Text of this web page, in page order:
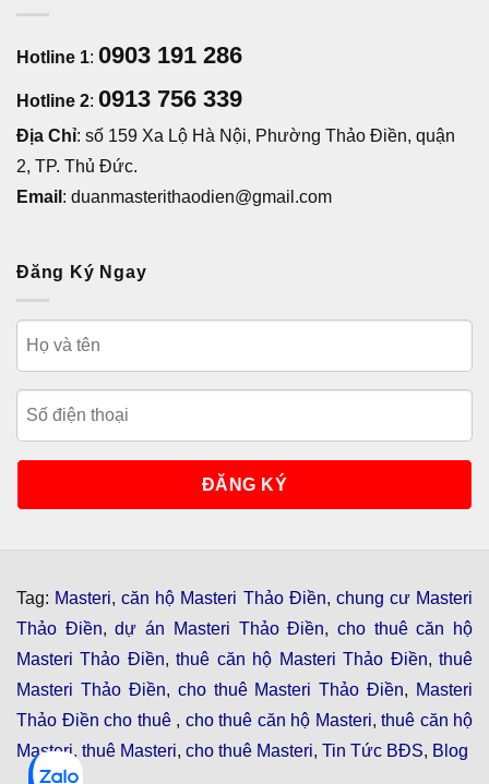
Hotline 1: 0903 191 286
Hotline 2: 0913 756 339
Địa Chỉ: số 159 Xa Lộ Hà Nội, Phường Thảo Điền, quận
2, TP. Thủ Đức.
Email : duanmasterithaodien@gmail.com
Đăng Ký Ngay
Tag: Masteri,căn hộ Masteri Thảo Điền, chung cư Masteri
Thảo Điền,dự án Masteri Thảo Điền, cho thuê căn hộ
Masteri Thảo Điền,thuê căn hộ Masteri Thảo Điền,thuê
Masteri Thảo Điền, cho thuê Masteri Thảo Điền, Masteri
Thảo Điền cho thuê , cho thuê căn hộ Masteri, thuê căn hộ
Masteri, thuê Masteri, cho thuê Masteri, Tin Tức BĐS, Blog